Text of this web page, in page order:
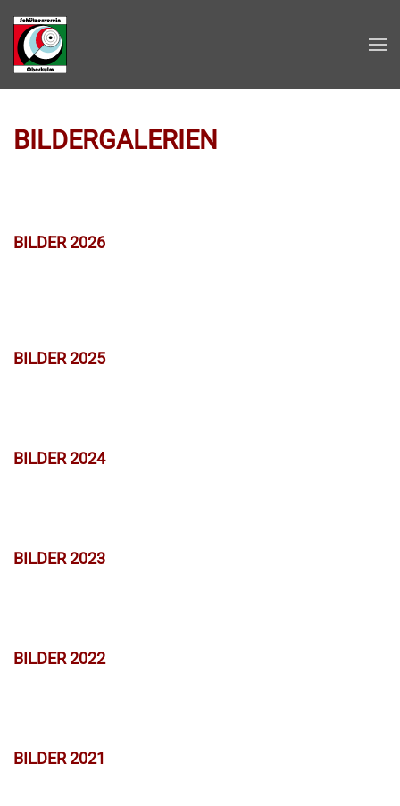
Zum Hauptinhalt springen
BILDERGALERIEN
BILDER 2026
BILDER 2025
BILDER 2024
BILDER 2023
BILDER 2022
BILDER 2021